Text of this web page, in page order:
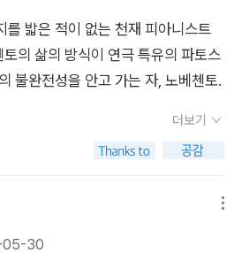
종쿠르의 이야기인 <비단> 역시
. 이번에 읽은 <노베첸토>는 아예 부
민자들을 싣고 유럽과 아메리카를
서 태어나 단 한 번도 배에서 내리지
노베첸토’ 이야기 역시 평생을 ‘바
설에서 이렇게 번번이 길에 집착할
일까. 혹시 길, 그것을 따라 걷거나
가는 것이 인생을 살아가는 일과 비
를 밟은 적이 없는 천재 피아니스트
의 삶의 방식이 연극 특유의 파토스
불완전성을 안고 가는 자, 노베첸토.
더보기
30